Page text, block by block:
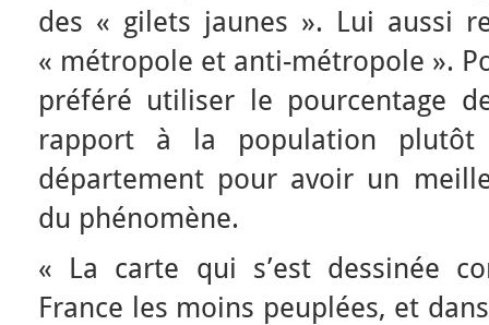
des « gilets jaunes ». Lui aussi
« métropole et anti-métropole ».
préféré utiliser le pourcentage
rapport à la population
département pour avoir un
du phénomène.
« La carte qui s’est dessinée
France les moins peuplées, et